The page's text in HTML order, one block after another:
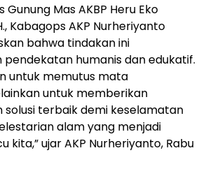
Gunung Mas AKBP Heru Eko
Kabagops AKP Nurheriyanto
bahwa tindakan ini
humanis dan edukatif.
untuk memutus mata
untuk memberikan
solusi terbaik demi keselamatan
alam yang menjadi
kita,” ujar AKP Nurheriyanto, Rabu